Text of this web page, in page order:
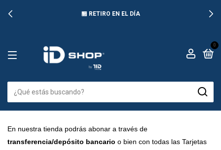
🏪 RETIRO EN EL DÍA
0
En nuestra tienda podrás abonar a través de
transferencia/depósito bancario o bien con todas las Tarjetas